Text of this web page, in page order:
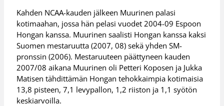
Kahden NCAA-kauden jälkeen Muurinen palasi
kotimaahan, jossa hän pelasi vuodet 2004-09 Espoon
Hongan kanssa. Muurinen saalisti Hongan kanssa kaksi
Suomen mestaruutta (2007, 08) sekä yhden SM-
pronssin (2006). Mestaruuteen päättyneen kauden
2007/08 aikana Muurinen oli Petteri Koposen ja Jukka
Matisen tähdittämän Hongan tehokkaimpia kotimaisia
13,8 pisteen, 7,1 levypallon, 1,2 riiston ja 1,1 syötön
keskiarvoilla.